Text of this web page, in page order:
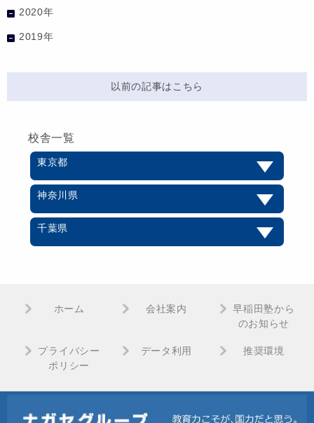
2020年
2019年
以前の記事はこちら
校舎一覧
東京都
神奈川県
千葉県
ホーム 会社案内
早稲田塾から
のお知らせ
プライバシー
ポリシー
データ利用 推奨環境